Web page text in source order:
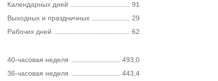
Календарных дней
91
Выходных и праздничных
29
Рабочих дней
62
40-часовая неделя
493,0
36-часовая неделя
443,4